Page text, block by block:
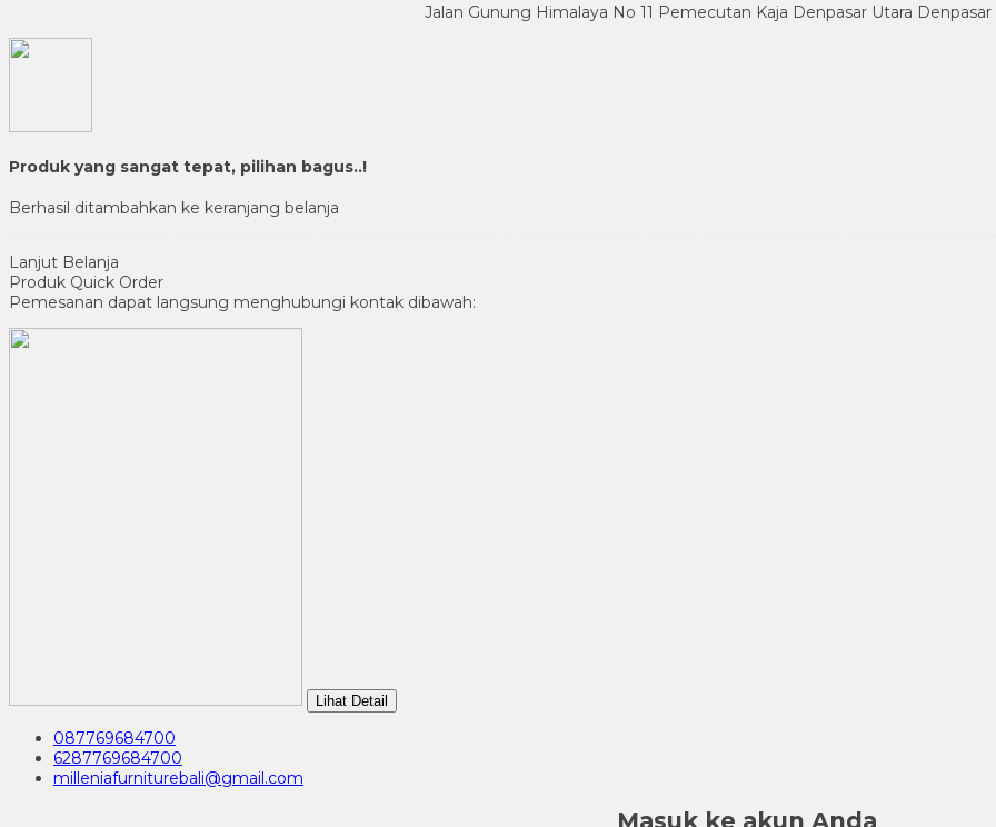
Jalan Gunung Himalaya No 11 Pemecutan Kaja Denpasar Utara Denpasar
Produk yang sangat tepat, pilihan bagus..!
Berhasil ditambahkan ke keranjang belanja
Lanjut Belanja
Produk Quick Order
Pemesanan dapat langsung menghubungi kontak dibawah:
Lihat Detail
087769684700
6287769684700
milleniafurniturebali@gmail.com
Masuk ke akun Anda